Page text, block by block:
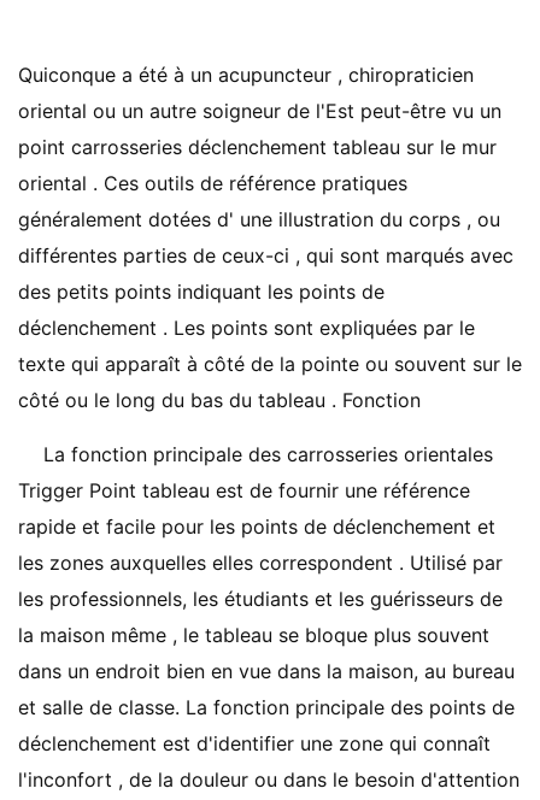
Quiconque a été à un acupuncteur , chiropraticien
oriental ou un autre soigneur de l'Est peut-être vu un
point carrosseries déclenchement tableau sur le mur
oriental . Ces outils de référence pratiques
généralement dotées d' une illustration du corps , ou
différentes parties de ceux-ci , qui sont marqués avec
des petits points indiquant les points de
déclenchement . Les points sont expliquées par le
texte qui apparaît à côté de la pointe ou souvent sur ​​le
côté ou le long du bas du tableau . Fonction
La fonction principale des carrosseries orientales
Trigger Point tableau est de fournir une référence
rapide et facile pour les points de déclenchement et
les zones auxquelles elles correspondent . Utilisé par
les professionnels, les étudiants et les guérisseurs de
la maison même , le tableau se bloque plus souvent
dans un endroit bien en vue dans la maison, au bureau
et salle de classe. La fonction principale des points de
déclenchement est d'identifier une zone qui connaît
l'inconfort , de la douleur ou dans le besoin d'attention